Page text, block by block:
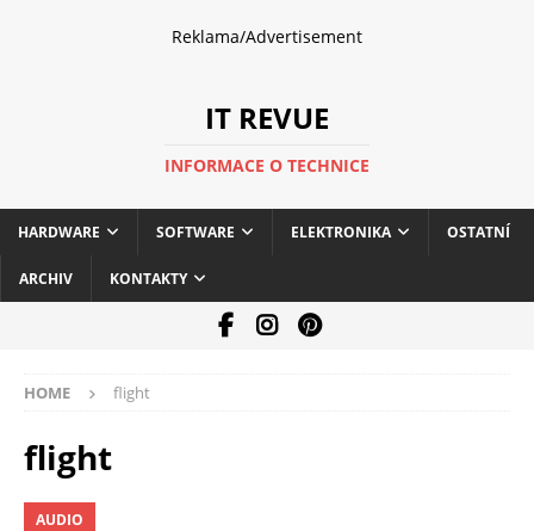
Reklama/Advertisement
IT REVUE
INFORMACE O TECHNICE
HARDWARE SOFTWARE ELEKTRONIKA OSTATNÍ
ARCHIV KONTAKTY
HOME flight
flight
AUDIO